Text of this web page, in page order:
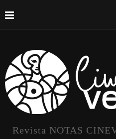
Revista NOTAS